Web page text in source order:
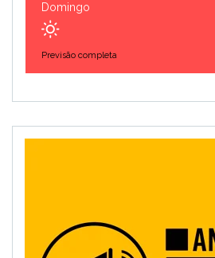
Domingo
Previsão completa